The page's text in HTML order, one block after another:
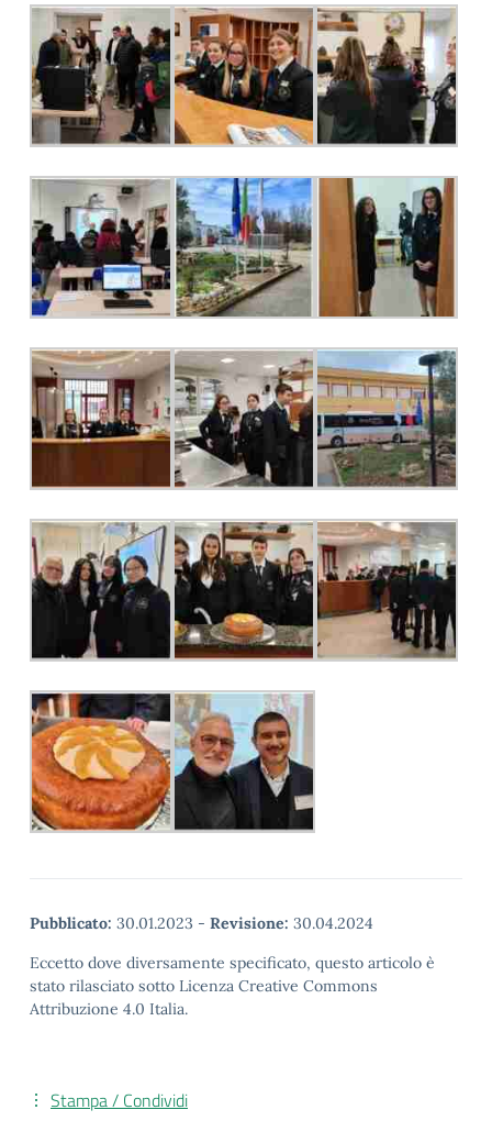
Pubblicato: 30.01.2023 - Revisione: 30.04.2024
Eccetto dove diversamente specificato, questo articolo è
stato rilasciato sotto Licenza Creative Commons
Attribuzione 4.0 Italia.
Stampa / Condividi